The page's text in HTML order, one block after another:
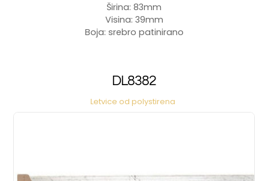
Širina: 83mm
Visina: 39mm
Boja: srebro patinirano
DL8382
Letvice od polystirena